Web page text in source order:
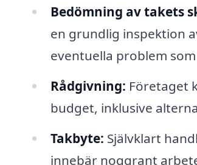
Bedömning av takets
en grundlig inspektion
eventuella problem
Rådgivning: Företaget
budget, inklusive
Takbyte: Självklart
innebär noggrant